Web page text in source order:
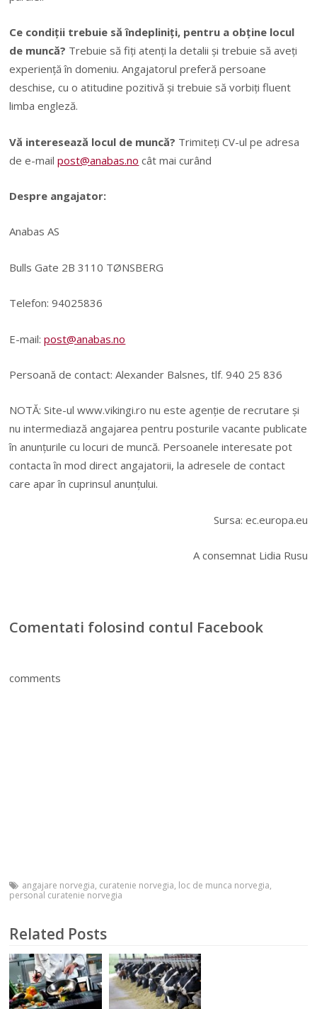
Ce condiții trebuie să îndepliniți, pentru a obține locul
de muncă? Trebuie să fiți atenți la detalii și trebuie să aveți
experiență în domeniu. Angajatorul preferă persoane
deschise, cu o atitudine pozitivă și trebuie să vorbiți fluent
limba engleză.
Vă interesează locul de muncă? Trimiteți CV-ul pe adresa
de e-mailpost@anabas.no cât mai curând
Despre angajator:
Anabas AS
Bulls Gate 2B 3110 TØNSBERG
Telefon: 94025836
E-mail:post@anabas.no
Persoană de contact: Alexander Balsnes, tlf. 940 25 836
NOTĂ: Site-ul www.vikingi.ro nu este agenție de recrutare și
nu intermediază angajarea pentru posturile vacante publicate
în anunțurile cu locuri de muncă. Persoanele interesate pot
contacta în mod direct angajatorii, la adresele de contact
care apar în cuprinsul anunțului.
Sursa: ec.europa.eu
A consemnat Lidia Rusu
Comentati folosind contul Facebook
comments
angajare norvegia, curatenie norvegia, loc de munca norvegia,
personal curatenie norvegia
Related Posts